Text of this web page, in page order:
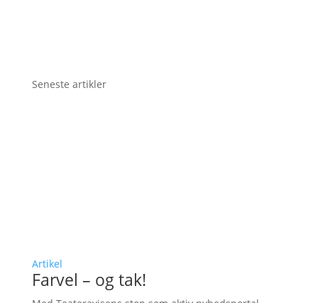
Seneste artikler
Artikel
Farvel – og tak!